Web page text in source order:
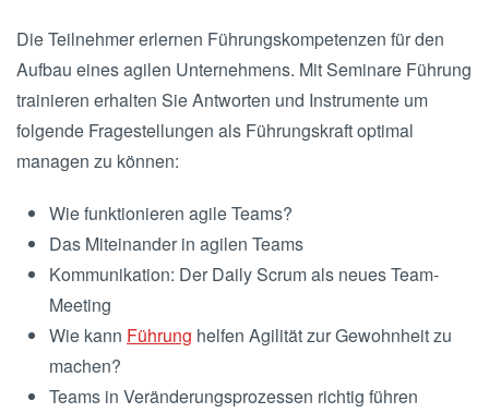
Die Teilnehmer erlernen Führungskompetenzen für den
Aufbau eines agilen Unternehmens. Mit Seminare Führung
trainieren erhalten Sie Antworten und Instrumente um
folgende Fragestellungen als Führungskraft optimal
managen zu können:
Wie funktionieren agile Teams?
Das Miteinander in agilen Teams
Kommunikation: Der Daily Scrum als neues Team-
Meeting
Wie kann Führung helfen Agilität zur Gewohnheit zu
machen?
Teams in Veränderungsprozessen richtig führen